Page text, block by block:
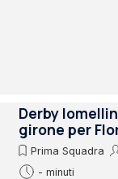
Derby
girone per
Prima Squadra
- minuti